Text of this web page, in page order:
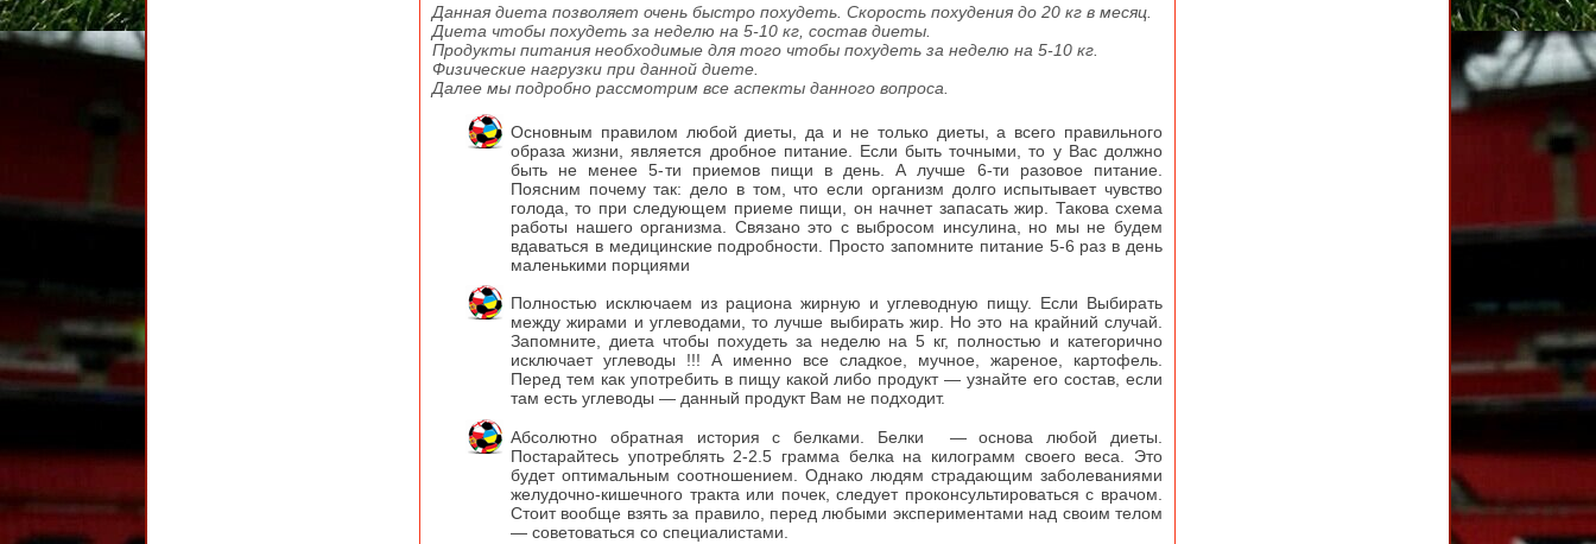
Данная диета позволяет очень быстро похудеть. Скорость похудения до 20 кг в месяц.
Диета чтобы похудеть за неделю на 5-10 кг, состав диеты.
Продукты питания необходимые для того чтобы похудеть за неделю на 5-10 кг.
Физические нагрузки при данной диете.
Далее мы подробно рассмотрим все аспекты данного вопроса.
Основным правилом любой диеты, да и не только диеты, а всего правильного
образа жизни, является дробное питание. Если быть точными, то у Вас должно
быть не менее 5-ти приемов пищи в день. А лучше 6-ти разовое питание.
Поясним почему так: дело в том, что если организм долго испытывает чувство
голода, то при следующем приеме пищи, он начнет запасать жир. Такова схема
работы нашего организма. Связано это с выбросом инсулина, но мы не будем
вдаваться в медицинские подробности. Просто запомните питание 5-6 раз в день
маленькими порциями
Полностью исключаем из рациона жирную и углеводную пищу. Если Выбирать
между жирами и углеводами, то лучше выбирать жир. Но это на крайний случай.
Запомните, диета чтобы похудеть за неделю на 5 кг, полностью и категорично
исключает углеводы !!! А именно все сладкое, мучное, жареное, картофель.
Перед тем как употребить в пищу какой либо продукт — узнайте его состав, если
там есть углеводы — данный продукт Вам не подходит.
Абсолютно обратная история с белками. Белки — основа любой диеты.
Постарайтесь употреблять 2-2.5 грамма белка на килограмм своего веса. Это
будет оптимальным соотношением. Однако людям страдающим заболеваниями
желудочно-кишечного тракта или почек, следует проконсультироваться с врачом.
Стоит вообще взять за правило, перед любыми экспериментами над своим телом
— советоваться со специалистами.